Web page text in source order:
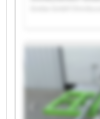
Omnibusverkehr
Omnibusverkehr
Grebe GmbH
Omnibusverkehr
Grebe GmbH
Omnibusverkehr
Grebe GmbH
Omnibusverkehr
Grebe GmbH